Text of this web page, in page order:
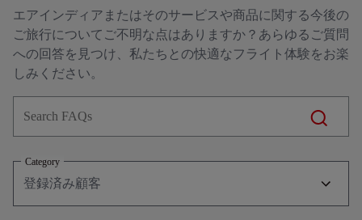
エアインディアまたはそのサービスや商品に関する今後の
ご旅行についてご不明な点はありますか？あらゆるご質問
への回答を見つけ、私たちとの快適なフライト体験をお楽
しみください。
Category